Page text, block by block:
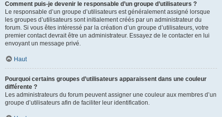
Comment puis-je devenir le responsable d’un groupe d’utilisateurs ?
Le responsable d’un groupe d’utilisateurs est généralement assigné lorsque
les groupes d’utilisateurs sont initialement créés par un administrateur du
forum. Si vous êtes intéressé par la création d’un groupe d’utilisateurs, votre
premier contact devrait être un administrateur. Essayez de le contacter en lui
envoyant un message privé.
Haut
Pourquoi certains groupes d’utilisateurs apparaissent dans une couleur
différente ?
Les administrateurs du forum peuvent assigner une couleur aux membres d’un
groupe d’utilisateurs afin de faciliter leur identification.